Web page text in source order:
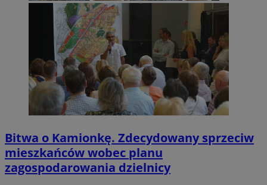
Bitwa o Kamionkę. Zdecydowany sprzeciw
mieszkańców wobec planu
zagospodarowania dzielnicy